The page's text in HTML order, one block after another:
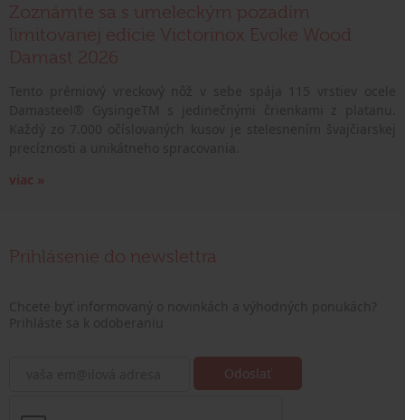
Zoznámte sa s umeleckým pozadím
limitovanej edície Victorinox Evoke Wood
Damast 2026
viac »
Prihlásenie do newslettra